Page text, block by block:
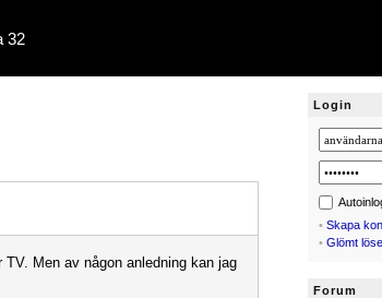
32
Men av någon anledning kan jag
Login
• Skapa
• Glömt
Forum